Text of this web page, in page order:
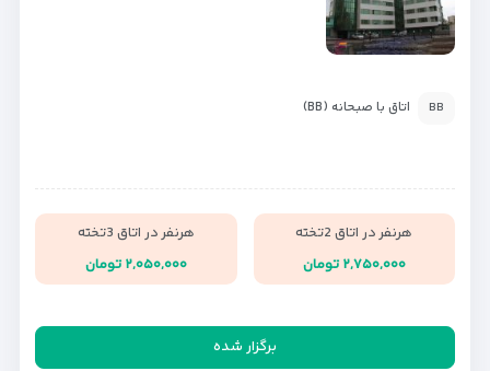
BB اتاق با صبحانه (BB)
هرنفر در اتاق 2تخته
۲,۷۵۰,۰۰۰ تومان
هرنفر در اتاق 3تخته
۲,۰۵۰,۰۰۰ تومان
برگزار شده